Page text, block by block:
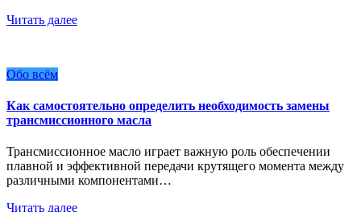
Читать далее
Обо всём
Как самостоятельно определить необходимость замены
трансмиссионного масла
Трансмиссионное масло играет важную роль обеспечении
плавной и эффективной передачи крутящего момента между
различными компонентами…
Читать далее